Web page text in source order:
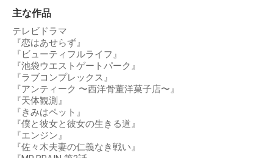
主な作品
テレビドラマ
『恋はあせらず』
『ビューティフルライフ』
『池袋ウエストゲートパーク』
『ラブコンプレックス』
『アンティーク 〜西洋骨董洋菓子店〜』
『天体観測』
『きみはペット』
『僕と彼女と彼女の生きる道』
『エンジン』
『佐々木夫妻の仁義なき戦い』